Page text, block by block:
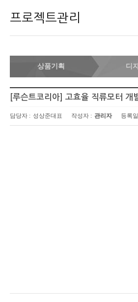
프로젝트관리
상품기획 디
[루슨트코리아] 고효율 직류모터 개
담당자 : 성상준대표 작성자 : 관리자 등록